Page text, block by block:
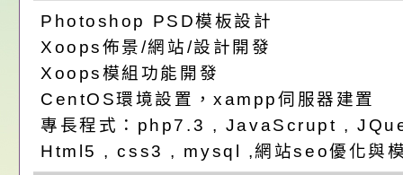
名參加，請查照
電影營」、「祖孫樂
「愛『原原』不絕-
樂會」、「邁向下一
列講座及成長團體」
員會函釋公務員留職
赴陸應申請許可一案
中興國民小學115學
期第1次第7-9招代課
甄選公告
本校「115學年度國
校課程計畫」核定一
轉知教育部國民及學
辦理「115年度教育
公告:桃園市政府腸
Photoshop PSD模板設計
Xoops佈景/網站/設計開發
Xoops模組功能開發
CentOS環境設置，xampp伺服器建置
專長程式：php7.3 , JavaScrupt ,
Html5 , css3 , mysql ,網站seo優化與